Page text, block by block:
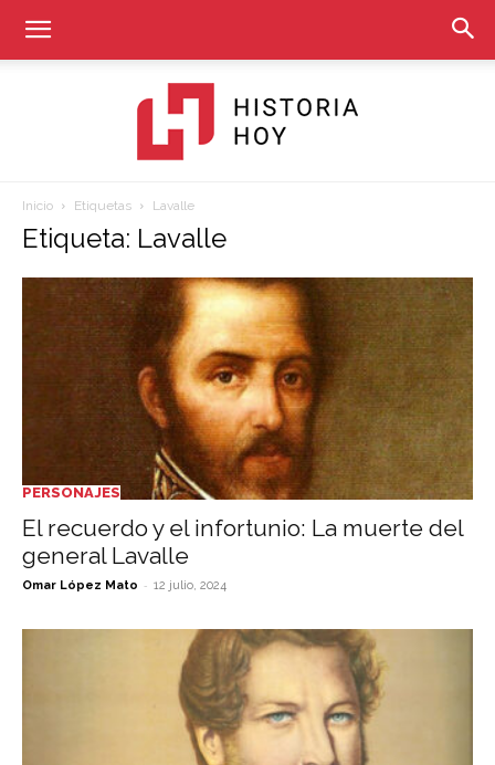
Hoy
Inicio Etiquetas Lavalle
Etiqueta: Lavalle
PERSONAJES
El recuerdo y el infortunio: La muerte del
general Lavalle
Omar López Mato - 12 julio, 2024